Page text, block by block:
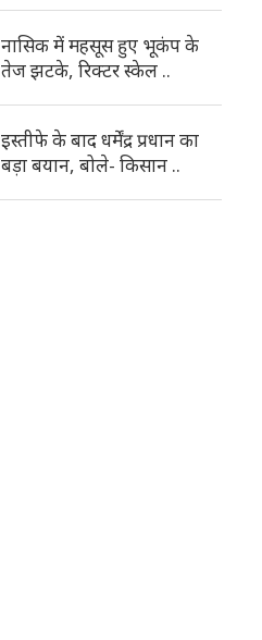
नासिक में महसूस हुए भूकंप के
तेज झटके, रिक्टर स्केल ..
इस्तीफे के बाद धर्मेंद्र प्रधान का
बड़ा बयान, बोले- किसान ..